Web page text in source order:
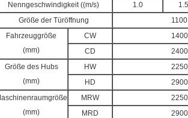
Nenngeschwindigkeit ((m/s) 1.0 1.5
Größe der Türöffnung
1100
Fahrzeuggröße
(mm)
CW
1400
CD
2400
Größe des Hubs
(mm)
HW
2250
HD
2900
(mm)
MRW
2250
MRD
2900